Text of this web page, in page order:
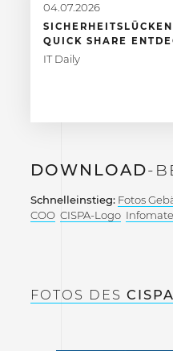
04.07.2026
QUICK SHARE
IT Daily
DOWNLOAD-
Schnelleinstieg: Fotos
COO CISPA-Logo
FOTOS DES